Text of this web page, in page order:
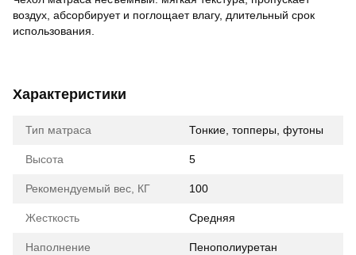
воздух, абсорбирует и поглощает влагу, длительный срок
использования.
Характеристики
Тип матраса Тонкие, топперы, футоны
Высота 5
Рекомендуемый вес, КГ 100
Жесткость Средняя
Наполнение Пенополиуретан